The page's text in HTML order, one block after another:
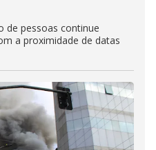
de pessoas continue
a proximidade de datas